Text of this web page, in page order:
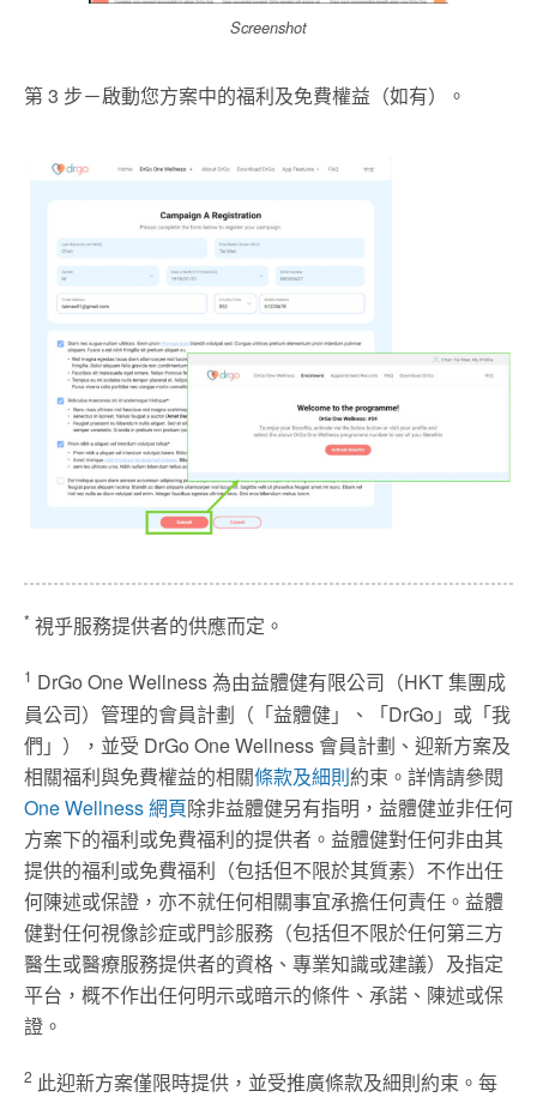
Screenshot
第 3 步－啟動您方案中的福利及免費權益（如有）。
* 視乎服務提供者的供應而定。
1 DrGo One Wellness 為由益體健有限公司（HKT 集團成
員公司）管理的會員計劃（「益體健」、「DrGo」或「我
們」），並受 DrGo One Wellness 會員計劃、迎新方案及
相關福利與免費權益的相關條款及細則約束。詳情請參閱
One Wellness 網頁除非益體健另有指明，益體健並非任何
方案下的福利或免費福利的提供者。益體健對任何非由其
提供的福利或免費福利（包括但不限於其質素）不作出任
何陳述或保證，亦不就任何相關事宜承擔任何責任。益體
健對任何視像診症或門診服務（包括但不限於任何第三方
醫生或醫療服務提供者的資格、專業知識或建議）及指定
平台，概不作出任何明示或暗示的條件、承諾、陳述或保
證。
2 此迎新方案僅限時提供，並受推廣條款及細則約束。每